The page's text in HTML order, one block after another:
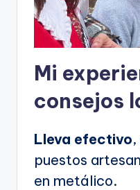
Mi
consejos
Lleva efectivo
puestos
en metálico.